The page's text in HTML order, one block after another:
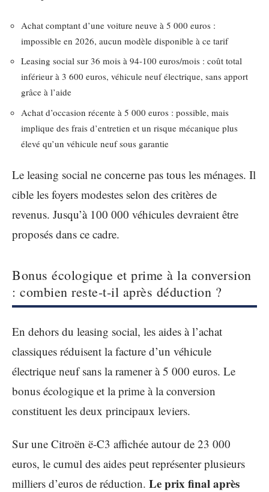
Achat comptant d’une voiture neuve à 5 000 euros :
impossible en 2026, aucun modèle disponible à ce tarif
Leasing social sur 36 mois à 94-100 euros/mois : coût total
inférieur à 3 600 euros, véhicule neuf électrique, sans apport
grâce à l’aide
Achat d’occasion récente à 5 000 euros : possible, mais
implique des frais d’entretien et un risque mécanique plus
élevé qu’un véhicule neuf sous garantie
Le leasing social ne concerne pas tous les ménages. Il
cible les foyers modestes selon des critères de
revenus. Jusqu’à 100 000 véhicules devraient être
proposés dans ce cadre.
Bonus écologique et prime à la conversion
: combien reste-t-il après déduction ?
En dehors du leasing social, les aides à l’achat
classiques réduisent la facture d’un véhicule
électrique neuf sans la ramener à 5 000 euros. Le
bonus écologique et la prime à la conversion
constituent les deux principaux leviers.
Sur une Citroën ë-C3 affichée autour de 23 000
euros, le cumul des aides peut représenter plusieurs
milliers d’euros de réduction. Le prix final après